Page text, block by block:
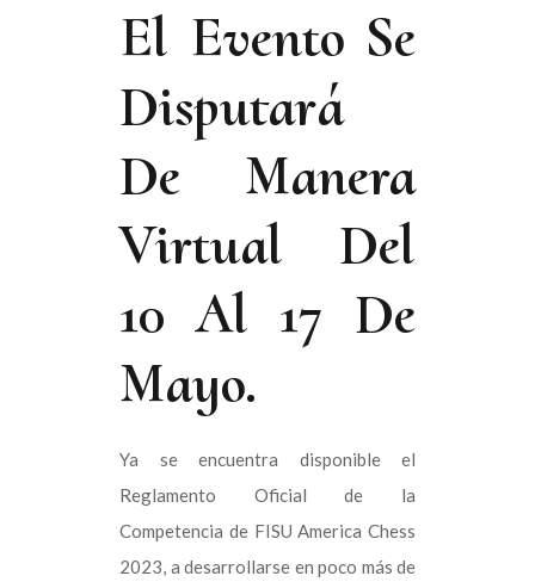
El Evento Se
Disputará
De Manera
Virtual Del
10 Al 17 De
Mayo.
Ya se encuentra disponible el
Reglamento Oficial de la
Competencia de FISU America Chess
2023, a desarrollarse en poco más de